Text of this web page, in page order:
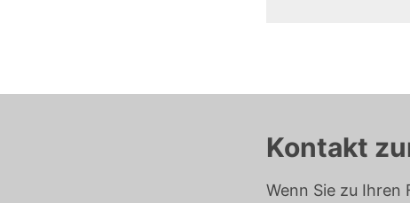
Kontakt
Wenn Sie zu